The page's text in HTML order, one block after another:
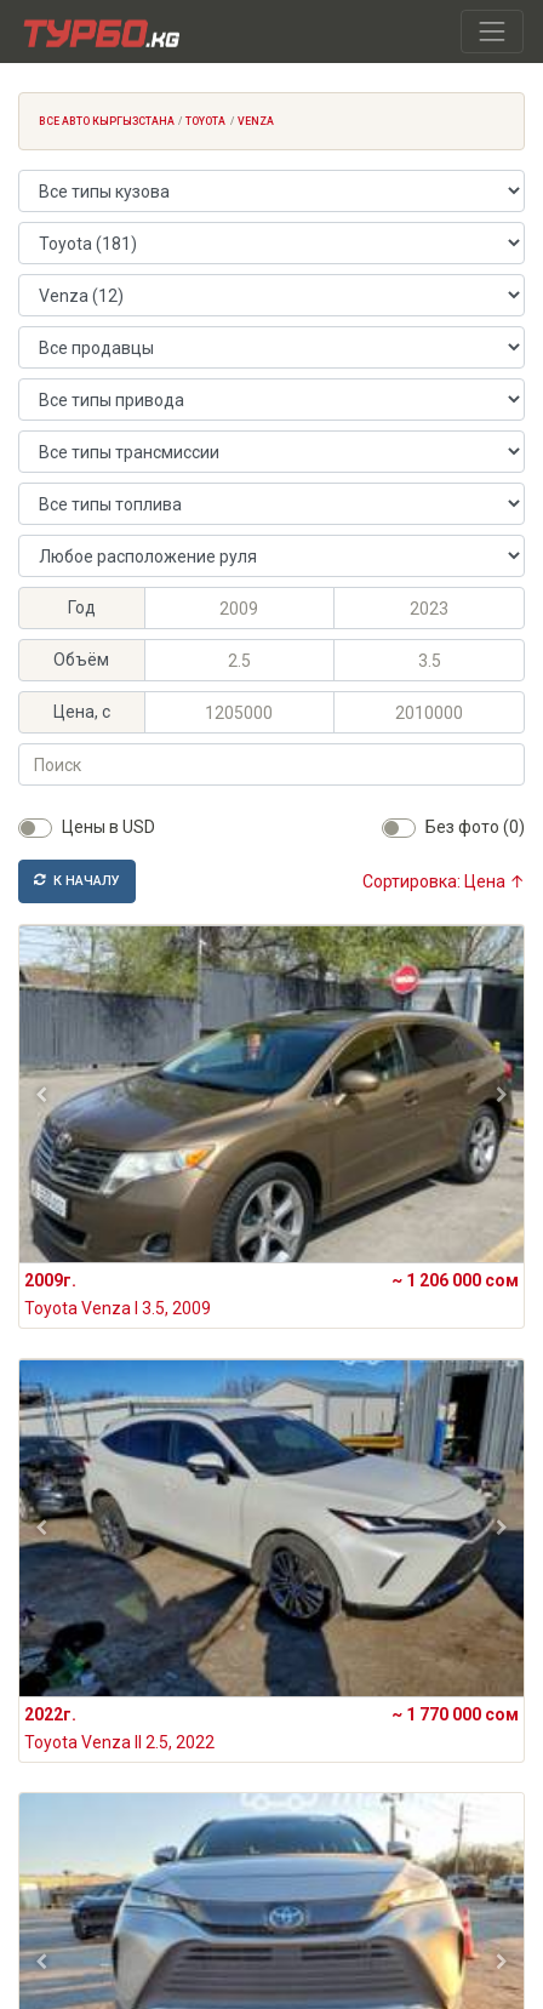
ВСЕ АВТО КЫРГЫЗСТАНА TOYOTA VENZA
Тип кузова
Марка автомобиля
Модель автомобиля
Продавец
Тип привода
Тип трансмиссии
Тип топлива
Расположение руля
Год
Максимальный год выпуска
Минимальный год выпуска
Объём
Максимальный объём, л
Минимальный объём, л
Цена, с
Максимальная цена, KGS
Минимальная цена, KGS
Поиск
Цены в USD Без фото (0)
К НАЧАЛУ Сортировка: Цена ↑
2009г.
~ 1 206 000 сом
Toyota Venza I 3.5, 2009
2022г.
~ 1 770 000 сом
Toyota Venza II 2.5, 2022